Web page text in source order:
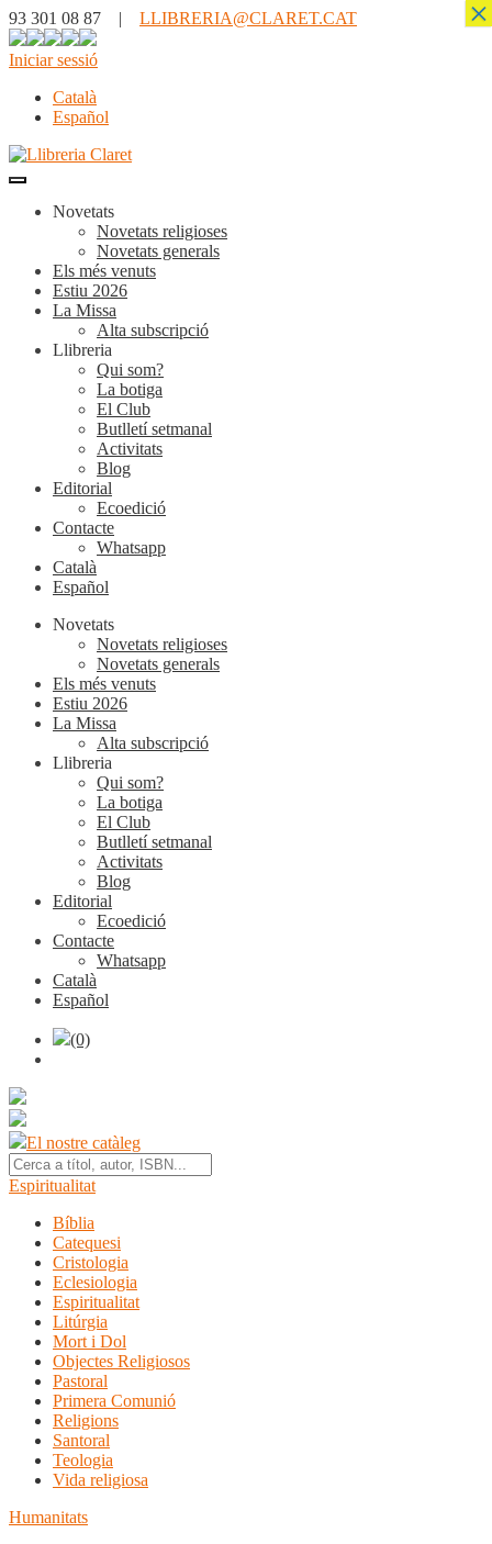
93 301 08 87 | LLIBRERIA@CLARET.CAT
Iniciar sessió
Català
Español
Novetats
Novetats religioses
Novetats generals
Els més venuts
Estiu 2026
La Missa
Alta subscripció
Llibreria
Qui som?
La botiga
El Club
Butlletí setmanal
Activitats
Blog
Editorial
Ecoedició
Contacte
Whatsapp
Català
Español
Novetats
Novetats religioses
Novetats generals
Els més venuts
Estiu 2026
La Missa
Alta subscripció
Llibreria
Qui som?
La botiga
El Club
Butlletí setmanal
Activitats
Blog
Editorial
Ecoedició
Contacte
Whatsapp
Català
Español
(0)
El nostre catàleg
Espiritualitat
Bíblia
Catequesi
Cristologia
Eclesiologia
Espiritualitat
Litúrgia
Mort i Dol
Objectes Religiosos
Pastoral
Primera Comunió
Religions
Santoral
Teologia
Vida religiosa
Humanitats
×